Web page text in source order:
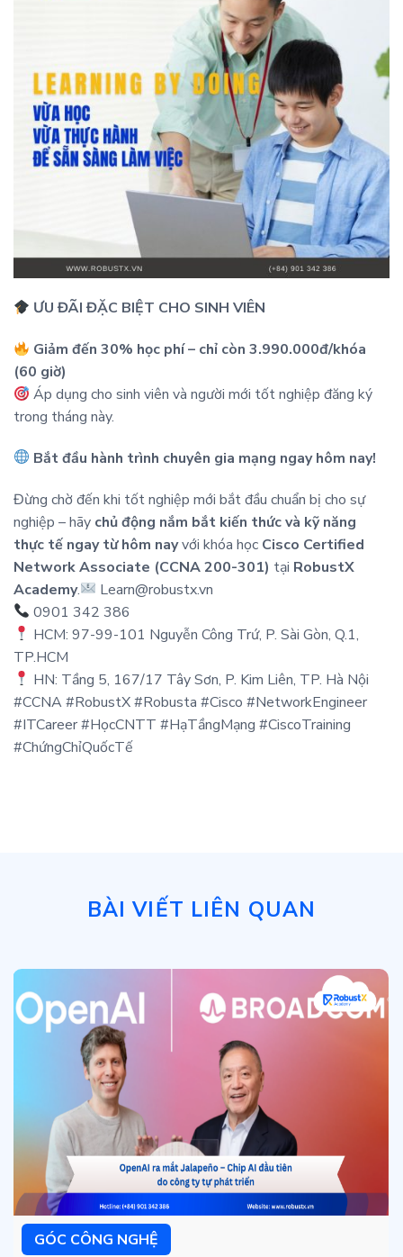
ƯU ĐÃI ĐẶC BIỆT CHO SINH VIÊN
Giảm đến 30% học phí – chỉ còn 3.990.000đ/khóa
(60 giờ)
Áp dụng cho sinh viên và người mới tốt nghiệp đăng ký
trong tháng này.
Bắt đầu hành trình chuyên gia mạng ngay hôm nay!
Đừng chờ đến khi tốt nghiệp mới bắt đầu chuẩn bị cho sự
nghiệp – hãy chủ động nắm bắt kiến thức và kỹ năng
thực tế ngay từ hôm nayvới khóa học Cisco Certified
Network Associate (CCNA 200-301) tại RobustX
Academy.
Learn@robustx.vn
0901 342 386
HCM: 97-99-101 Nguyễn Công Trứ, P. Sài Gòn, Q.1,
TP.HCM
HN: Tầng 5, 167/17 Tây Sơn, P. Kim Liên, TP. Hà Nội
#CCNA #RobustX #Robusta #Cisco #NetworkEngineer
#ITCareer #HọcCNTT #HạTầngMạng #CiscoTraining
#ChứngChỉQuốcTế
BÀI VIẾT LIÊN QUAN
GÓC CÔNG NGHỆ